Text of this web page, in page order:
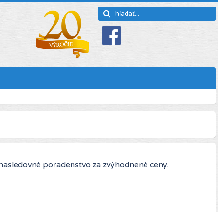
poradenstvo za zvýhodnené ceny.